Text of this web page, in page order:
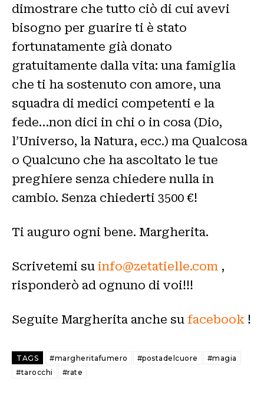
dimostrare che tutto ciò di cui avevi
bisogno per guarire ti è stato
fortunatamente già donato
gratuitamente dalla vita: una famiglia
che ti ha sostenuto con amore, una
squadra di medici competenti e la
fede…non dici in chi o in cosa (Dio,
l’Universo, la Natura, ecc.) ma Qualcosa
o Qualcuno che ha ascoltato le tue
preghiere senza chiedere nulla in
cambio. Senza chiederti 3500 €!
Ti auguro ogni bene. Margherita.
Scrivetemi su info@zetatielle.com ,
risponderò ad ognuno di voi!!!
Seguite Margherita anche su facebook !
TAGS #margheritafumero #postadelcuore
#magia
#tarocchi
#rate